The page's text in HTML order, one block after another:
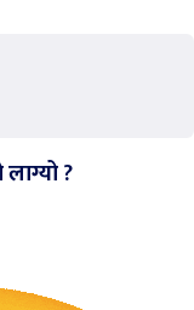
?